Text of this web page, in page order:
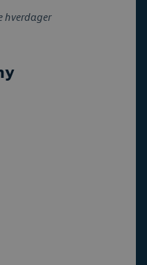
hverdager